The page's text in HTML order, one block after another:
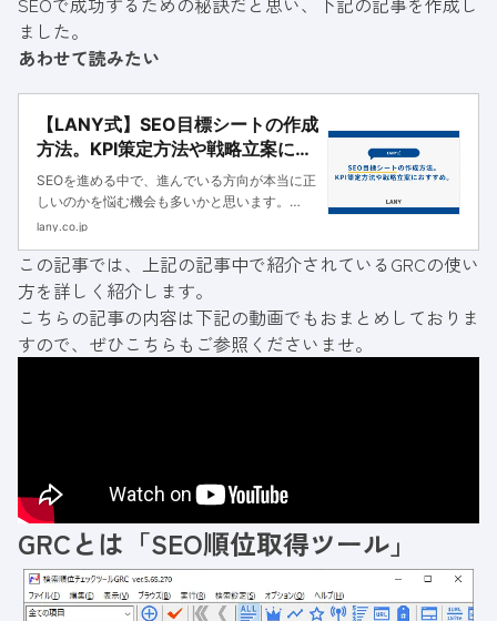
ました。
あわせて読みたい
【LANY式】SEO目標シートの作成
方法。KPI策定方法や戦略立案にお
すすめ。
SEOを進める中で、進んでいる方向が本当に正
しいのかを悩む機会も多いかと思います。
SEOでは施策を打ってすぐに結果が出ることも
ックボックスなので、どうしたら評価されるか
の明確な解もわかりません
lany.co.jp
この記事では、上記の記事中で紹介されているGRCの使い
方を詳しく紹介します。
こちらの記事の内容は下記の動画でもおまとめしておりま
すので、ぜひこちらもご参照くださいませ。
GRCとは「SEO順位取得ツール」